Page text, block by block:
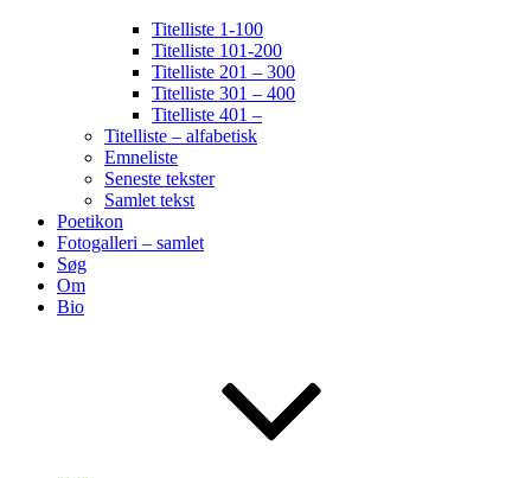
Titelliste 1-100
Titelliste 101-200
Titelliste 201 – 300
Titelliste 301 – 400
Titelliste 401 –
Titelliste – alfabetisk
Emneliste
Seneste tekster
Samlet tekst
Poetikon
Fotogalleri – samlet
Søg
Om
Bio